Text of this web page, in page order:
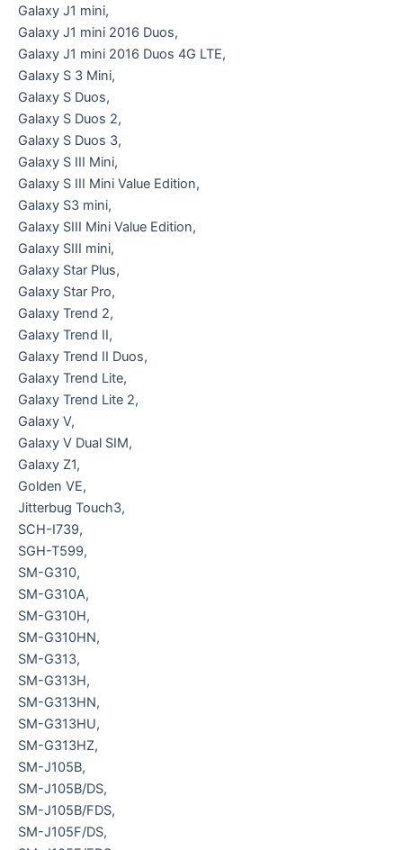
Galaxy J1 mini,
Galaxy J1 mini 2016 Duos,
Galaxy J1 mini 2016 Duos 4G LTE,
Galaxy S 3 Mini,
Galaxy S Duos,
Galaxy S Duos 2,
Galaxy S Duos 3,
Galaxy S III Mini,
Galaxy S III Mini Value Edition,
Galaxy S3 mini,
Galaxy SIII Mini Value Edition,
Galaxy SIII mini,
Galaxy Star Plus,
Galaxy Star Pro,
Galaxy Trend 2,
Galaxy Trend II,
Galaxy Trend II Duos,
Galaxy Trend Lite,
Galaxy Trend Lite 2,
Galaxy V,
Galaxy V Dual SIM,
Galaxy Z1,
Golden VE,
Jitterbug Touch3,
SCH-I739,
SGH-T599,
SM-G310,
SM-G310A,
SM-G310H,
SM-G310HN,
SM-G313,
SM-G313H,
SM-G313HN,
SM-G313HU,
SM-G313HZ,
SM-J105B,
SM-J105B/DS,
SM-J105B/FDS,
SM-J105F/DS,